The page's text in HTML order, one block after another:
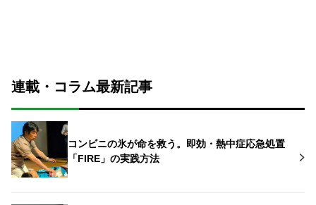
連載・コラム最新記事
コンビニの氷が命を救う。即効・熱中症応急処置
「FIRE」の実践方法